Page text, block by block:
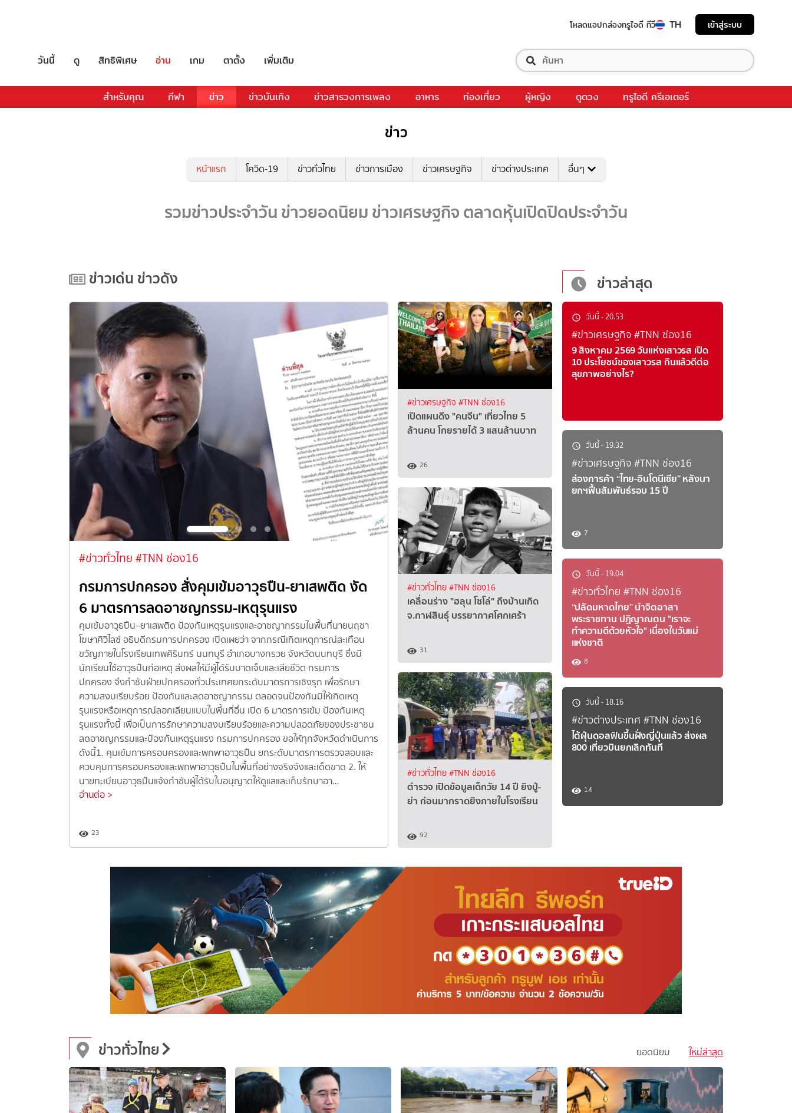
โหลดแอปกล่องทรูไอดี ทีวี TH เข้าสู่ระบบ
วันนี้ ดู สิทธิพิเศษ อ่าน เกม ตาตั้ง เพิ่มเติม
สำหรับคุณ กีฬา ข่าว ข่าวบันเทิง ข่าวสารวงการเพลง อาหาร ท่องเที่ยว ผู้หญิง ดูดวง ทรูไอดี ครีเอเตอร์
ข่าว
หน้าแรก โควิด-19 ข่าวทั่วไทย ข่าวการเมือง ข่าวเศรษฐกิจ ข่าวต่างประเทศ อื่นๆ
รวมข่าวประจำวัน ข่าวยอดนิยม ข่าวเศรษฐกิจ ตลาดหุ้นเปิดปิดประจำวัน
ข่าวเด่น ข่าวดัง
#ข่าวทั่วไทย #TNN ช่อง16
กรมการปกครอง สั่งคุมเข้มอาวุธปืน-ยาเสพติด งัด
6 มาตรการลดอาชญกรรม-เหตุรุนแรง
คุมเข้มอาวุธปืน–ยาเสพติด ป้องกันเหตุรุนแรงและอาชญากรรมในพื้นที่นายนฤชา
โฆษาศิวิไลซ์ อธิบดีกรมการปกครอง เปิดเผยว่า จากกรณีเกิดเหตุการณ์สะเทือน
ขวัญภายในโรงเรียนเทพศิรินทร์ นนทบุรี อำเภอบางกรวย จังหวัดนนทบุรี ซึ่งมี
นักเรียนใช้อาวุธปืนก่อเหตุ ส่งผลให้มีผู้ได้รับบาดเจ็บและเสียชีวิต กรมการ
ปกครอง จึงกำชับฝ่ายปกครองทั่วประเทศยกระดับมาตรการเชิงรุก เพื่อรักษา
ความสงบเรียบร้อย ป้องกันและลดอาชญากรรม ตลอดจนป้องกันมิให้เกิดเหตุ
รุนแรงหรือเหตุการณ์ลอกเลียนแบบในพื้นที่อื่น เปิด 6 มาตรการเข้ม ป้องกันเหตุ
รุนแรงทั้งนี้ เพื่อเป็นการรักษาความสงบเรียบร้อยและความปลอดภัยของประชาชน
ลดอาชญกรรมและป้องกันเหตุรุนแรง กรมการปกครอง ขอให้ทุกจังหวัดดำเนินการ
ดังนี้1. คุมเข้มการครอบครองและพกพาอาวุธปืน ยกระดับมาตรการตรวจสอบและ
ควบคุมการครอบครองและพกพาอาวุธปืนในพื้นที่อย่างจริงจังและเด็ดขาด 2. ให้
นายทะเบียนอาวุธปืนแจ้งกำชับผู้ได้รับใบอนุญาตให้ดูแลและเก็บรักษาอา…
อ่านต่อ >
23
#ข่าวทั่วไทย#TNN ช่อง16
นิติเวชเผยผลชันสูตร 8 ร่าง เหตุในโรงเรียน พบ
กระสุน 1-4 นัด
สถาบันนิติเวชวิทยา โรงพยาบาลตำรวจ เปิดเผยผลชันสูตรเบื้องต้นผู้เสียชีวิตจาก
เหตุกราดยิงภายในโรงเรียนและผู้เสียชีวิตที่เกี่ยวข้อง รวมทั้งหมด 8 ราย โดยพบว่า
ทุกรายมีบาดแผลจากกระสุนปืน ตั้งแต่รายละ 1 นัด ไปจนถึงสูงสุด 4 นัด ส่วนใหญ่
พบบาดแผลบริเวณอวัยวะสำคัญ ขณะที่ประเด็นเกี่ยวกับลักษณะการเสียชีวิตของ
เด็กชายวัย 14 ปี ผู้ก่อเหตุ ยังต้องรอการรวบรวมพยานหลักฐานของพนักงาน
สอบสวนก่อนมีข้อสรุปเมื่อเวลา 12.00 น. วันที่ 8 สิงหาคม 2569 ที่สถาบันนิติเวช
วิทยา โรงพยาบาลตำรวจ พล.ต.ต.วิรุฬห์ ศุภสิงห์ศิริปรีชา ผู้บังคับการสถาบันนิติ
เวชวิทยา โรงพยาบาลตำรวจ เปิดเผยว่า ร่างผู้เสียชีวิตจากเหตุการณ์ดังกล่าวถูกส่ง
มาตรวจชันสูตรครบทั้ง 8 รายแล้วจำนวนดังกล่าวแบ่งเป็นผู้เสียชีวิตภายในโรงเรียน
5 ราย ผู้เสียชีวิตภายในบ้านของเด็กชายผู้ก่อเหตุ 2 ราย และเด็กชายวัย 14 ปี ผู้ก่อ
เหตุ ซึ่งเสียชีวิตที่โรงพยาบาลอีก 1 ราย ผลชันสูตรพบ 6 รายมีบาดแผลจากกระสุน
รายละ 1 นัดผลการชันสูตรเบื้องต้นพบว่า ผู้เสียชีวิตทั้ง 8 รายมีบาดแผลจ…
อ่านต่อ >
15
#ข่าวทั่วไทย
ภายในโรงเรียนเท
#ข่าวเศรษฐกิจ #TNN ช่อง16
เปิดแผนดึง "คนจีน" เที่ยวไทย 5
ล้านคน โกยรายได้ 3 แสนล้านบาท
26
#ข่าวทั่วไทย#TNN ช่อง16
เคลื่อนร่าง "ฮลุน โซโล่" ถึงบ้านเกิด
จ.กาฬสินธุ์ บรรยากาศโศกเศร้า
31
#ข่าวทั่วไทย#TNN ช่อง16
ตำรวจ เปิดข้อมูลเด็กวัย 14 ปี ยิงปู่-
ย่า ก่อนมากราดยิงภายในโรงเรียน
92
ข่าวล่าสุด
วันนี้ -20.53
#ข่าวเศรษฐกิจ #TNN ช่อง16
9 สิงหาคม 2569 วันแห่งเสาวรส เปิด
10 ประโยชน์ของเสาวรส กินแล้วดีต่อ
สุขภาพอย่างไร?
วันนี้ - 19.32
#ข่าวเศรษฐกิจ #TNN ช่อง16
ส่องการค้า “ไทย-อินโดนีเซีย” หลังนา
ยกฯฟื้นสัมพันธ์รอบ 15 ปี
7
วันนี้ - 19.04
#ข่าวทั่วไทย #TNN ช่อง16
“ปลัดมหาดไทย” นำจิตอาสา
พระราชทาน ปฏิญาณตน "เราจะ
ทำความดีด้วยหัวใจ" เนื่องในวันแม่
แห่งชาติ
8
วันนี้ - 18.16
#ข่าวต่างประเทศ #TNN ช่อง16
ไต้ฝุ่นดอลฟินขึ้นฝั่งญี่ปุ่นแล้ว ส่งผล
800 เที่ยวบินยกเลิกทันที
14
ข่าวทั่วไทย ใหม่ล่าสุด
ยอดนิยม